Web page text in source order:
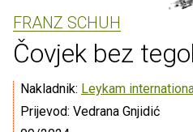
FRANZ SCHUH
Čovjek bez
Nakladnik: Leykam
Prijevod: Vedrana Gnjidić